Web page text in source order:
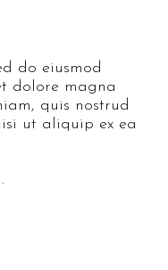
do eiusmod
dolore magna
quis nostrud
ut aliquip ex ea